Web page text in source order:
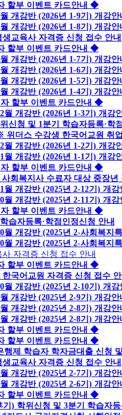
할부 이벤트 카드안내 ◆
개강반 (2026년 1-9기) 개강안
개강반 (2026년 1-8기) 개강안
교육사 자격증 신청 접수 안내
할부 이벤트 카드안내 ◆
개강반 (2026년 1-7기) 개강안
개강반 (2026년 1-6기) 개강안
개강반 (2026년 1-5기) 개강안
개강반 (2026년 1-4기) 개강안
할부 이벤트 카드안내 ◆
월 개강반 (2026년 1-3기) 개강
신청 및 1분기 학습자등록·학
더스 수강생 한국어교원 취
월 개강반 (2026년 1-2기) 개강
월 개강반 (2026년 1-1기) 개강
할부 이벤트 카드안내 ◆
회복지사 수료자 대상 중장
월 개강반 (2025년 2-12기) 개강
월 개강반 (2025년 2-11기) 개강
할부 이벤트 카드안내 ◆
습자등록·학점인정신청 안내
월 개강반 (2025년 2-사회복지
월 개강반 (2025년 2-사회복지
자격증 신청 접수 안내
할부 이벤트 카드안내 ◆
한국어교원 자격증 신청 접수
월 개강반 (2025년 2-10기) 개강
개강반 (2025년 2-9기) 개강안
개강반 (2025년 2-8기) 개강안
개강반 (2025년 2-8기) 개강안
할부 이벤트 카드안내 ◆
할부 이벤트 카드안내 ◆
행제 학습자 학자금대출 신청
교육사 자격증 신청 접수 안내
개강반 (2025년 2-7기) 개강안
개강반 (2025년 2-6기) 개강안
할부 이벤트 카드안내 ◆
기) 학위신청 및 3분기 학습자